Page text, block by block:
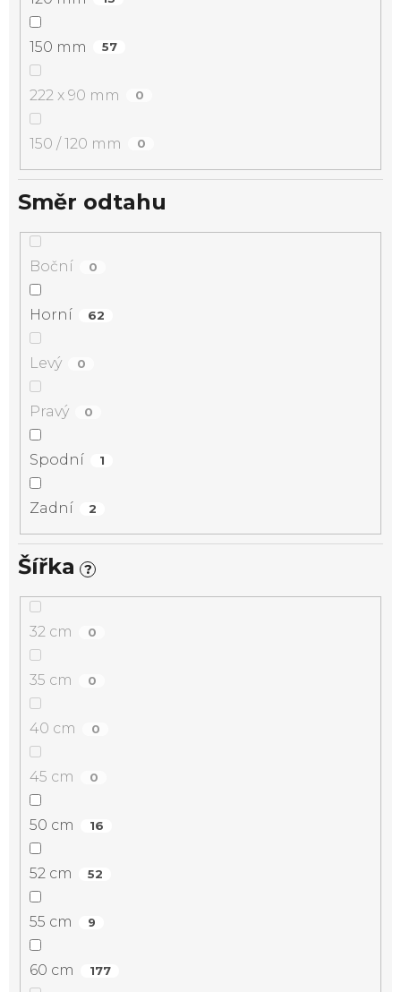
150 mm 57
222 x 90 mm 0
150 / 120 mm 0
Směr odtahu
Boční 0
Horní 62
Levý 0
Pravý 0
Spodní 1
Zadní 2
Šířka ?
32 cm 0
35 cm 0
40 cm 0
45 cm 0
50 cm 16
52 cm 52
55 cm 9
60 cm 177